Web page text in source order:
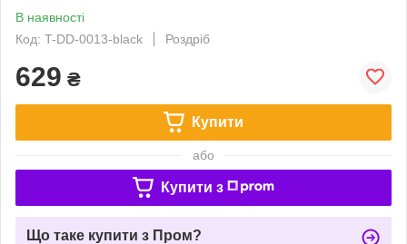
В наявності
Код: T-DD-0013-black
Роздріб
629 ₴
Купити
або
Купити з
Що таке купити з Пром?